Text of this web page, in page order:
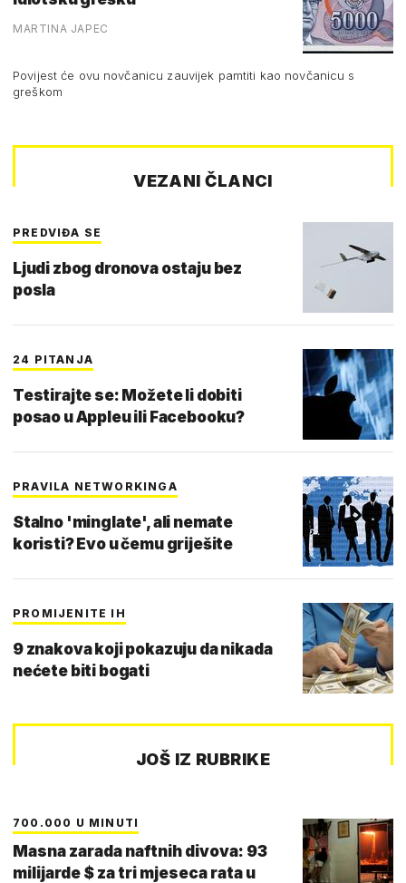
MARTINA JAPEC
Povijest će ovu novčanicu zauvijek pamtiti kao novčanicu s
greškom
VEZANI ČLANCI
PREDVIĐA SE
Ljudi zbog dronova ostaju bez
posla
24 PITANJA
Testirajte se: Možete li dobiti
posao u Appleu ili Facebooku?
PRAVILA NETWORKINGA
Stalno 'minglate', ali nemate
koristi? Evo u čemu griješite
PROMIJENITE IH
9 znakova koji pokazuju da nikada
nećete biti bogati
JOŠ IZ RUBRIKE
700.000 U MINUTI
Masna zarada naftnih divova: 93
milijarde $ za tri mjeseca rata u